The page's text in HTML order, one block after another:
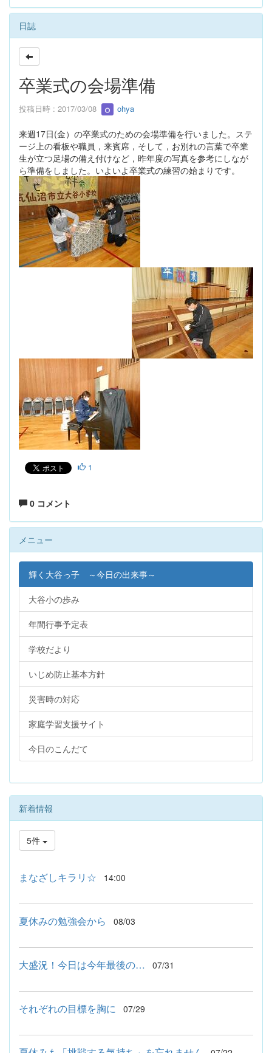
日誌
卒業式の会場準備
投稿日時 : 2017/03/08 ohya
来週17日(金）の卒業式のための会場準備を行いました。ステ
ージ上の看板や職員，来賓席，そして，お別れの言葉で卒業
生が立つ足場の備え付けなど，昨年度の写真を参考にしなが
ら準備をしました。いよいよ卒業式の練習の始まりです。
1
0 コメント
メニュー
輝く大谷っ子 ～今日の出来事～
大谷小の歩み
年間行事予定表
学校だより
いじめ防止基本方針
災害時の対応
家庭学習支援サイト
今日のこんだて
新着情報
5件
まなざしキラリ☆ 14:00
夏休みの勉強会から 08/03
大盛況！今日は今年最後の… 07/31
それぞれの目標を胸に 07/29